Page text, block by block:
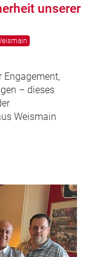
unserer
Engagement,
– dieses
Weismain